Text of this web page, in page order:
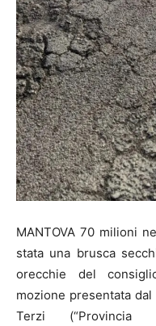
MANTOVA 70 milioni
stata una brusca
orecchie del
mozione presentata
Terzi (“Provincia